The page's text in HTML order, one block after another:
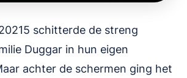
schitterde de streng
Duggar in hun eigen
achter de schermen ging het